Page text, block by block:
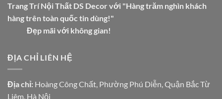
Trang Trí Nội Thất DS Decor với "Hàng trăm nghìn khách
hàng trên toàn quốc tin dùng!"
Đẹp mãi với không gian!
ĐỊA CHỈ LIÊN HỆ
Địa chỉ: Hoàng Công Chất, Phường Phú Diễn, Quận Bắc Từ
Liêm, Hà Nội